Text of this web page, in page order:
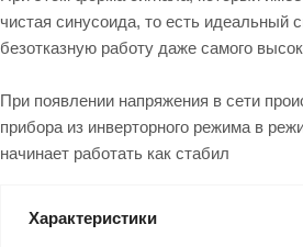
чистая синусоида, то есть идеальный
безотказную работу даже самого
При появлении напряжения в сети
прибора из инверторного режима в
начинает работать как стабил
Характеристики